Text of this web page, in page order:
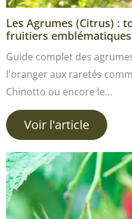
Les Agrumes (Citrus) :
fruitiers emblématiques
Guide complet des
l'oranger aux raretés
Chinotto ou encore le…
Voir l'article